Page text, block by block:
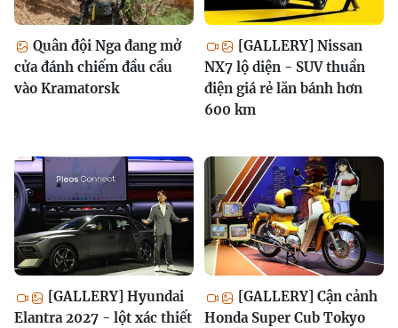
Quân đội Nga đang mở
cửa đánh chiếm đầu cầu
vào Kramatorsk
[GALLERY] Nissan
NX7 lộ diện - SUV thuần
điện giá rẻ lăn bánh hơn
600 km
[GALLERY] Hyundai
Elantra 2027 - lột xác thiết
[GALLERY] Cận cảnh
Honda Super Cub Tokyo